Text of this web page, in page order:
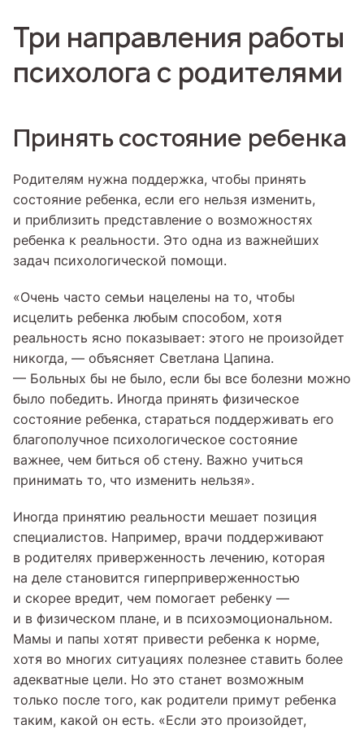
Три направления работы
психолога с родителями
Принять состояние ребенка
Родителям нужна поддержка, чтобы принять
состояние ребенка, если его нельзя изменить,
и приблизить представление о возможностях
ребенка к реальности. Это одна из важнейших
задач психологической помощи.
«Очень часто семьи нацелены на то, чтобы
исцелить ребенка любым способом, хотя
реальность ясно показывает: этого не произойдет
никогда, — объясняет Светлана Цапина.
— Больных бы не было, если бы все болезни можно
было победить. Иногда принять физическое
состояние ребенка, стараться поддерживать его
благополучное психологическое состояние
важнее, чем биться об стену. Важно учиться
принимать то, что изменить нельзя».
Иногда принятию реальности мешает позиция
специалистов. Например, врачи поддерживают
в родителях приверженность лечению, которая
на деле становится гиперприверженностью
и скорее вредит, чем помогает ребенку —
и в физическом плане, и в психоэмоциональном.
Мамы и папы хотят привести ребенка к норме,
хотя во многих ситуациях полезнее ставить более
адекватные цели. Но это станет возможным
только после того, как родители примут ребенка
таким, какой он есть. «Если это произойдет,